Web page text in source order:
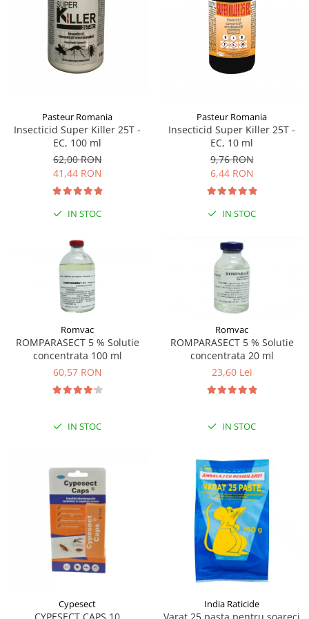
Sampoane si Balsamuri
Servetele Umede
Covorase absorbante
Curatare Ochi
Igiena Catel
Perii si descalcitoare caini
Solutii Atractante si repelente
Custi transport - Pisici
Jucarii Pisici
Lese, Hamuri si Zgarzi
Paturi, perne si cosuri pentru pisici
Pasteur Romania
Insecticid Super Killer 25T -
EC, 100 ml
62,00 RON
41,44 RON
IN STOC
Pasteur Romania
Insecticid Super Killer 25T -
EC, 10 ml
9,76 RON
6,44 RON
IN STOC
Romvac
ROMPARASECT 5 % Solutie
concentrata 100 ml
60,57 RON
IN STOC
Romvac
ROMPARASECT 5 % Solutie
concentrata 20 ml
23,60 Lei
IN STOC
Cypesect India Raticide